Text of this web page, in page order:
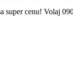
super cenu! Volaj